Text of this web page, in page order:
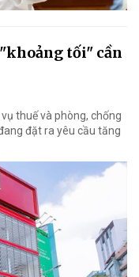
tối" cần
thuế và phòng, chống
đặt ra yêu cầu tăng